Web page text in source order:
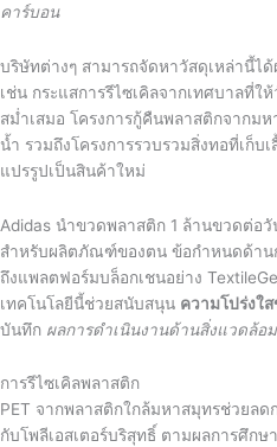
คาร์บอน
บริษัทต่างๆ สามารถจัดหาวัสดุเหล่านี้ไ
เช่น กระแสการรีไซเคิลจากเทศบาลที่ใ
สม่ำเสมอ โครงการกู้คืนพลาสติกจากม
น้ำ รวมถึงโครงการรวบรวมสิ่งทอที่เก็บ
แปรรูปเป็นสินค้าใหม่
Adidas นำขวดพลาสติก 1 ล้านขวดต่อวั
สำหรับผลิตภัณฑ์ของตน ข้อกำหนดด้าน
ถึงแพลตฟอร์มบล็อกเชนอย่าง
เทคโนโลยีนี้ช่วยสนับสนุน ความโปร่งใ
บันทึก ผลการดำเนินงานด้านสิ่งแวดล้อม
การรีไซเคิลพลาสติก
PET จากพลาสติกใกล้มหาสมุทรช่วยลด
กับโพลีเอสเตอร์บริสุทธิ์ ตามผลการศึก